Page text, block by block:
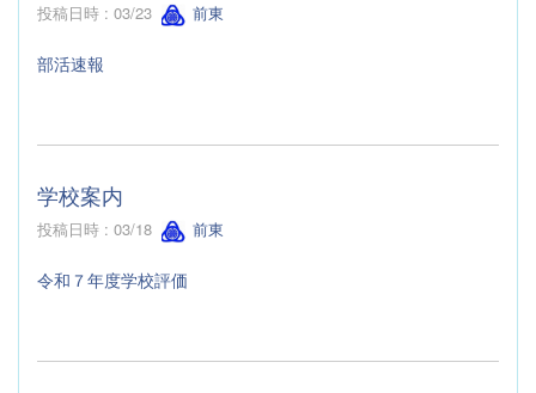
投稿日時 : 03/23 前東
部活速報
学校案内
投稿日時 : 03/18 前東
令和７年度学校評価